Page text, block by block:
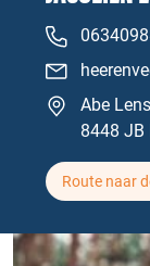
Abe
8448 JB
Route naar